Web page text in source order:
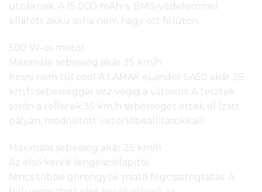
utcáknak. A 15 000 mAh-s, BMS-védelemmel
ellátott akku soha nem hagy ott félúton.
500 W-os motor
Maximális sebesség akár 25 km/h
Késni nem túl cool A LAMAX eLander SA50 akár 25
km/h sebességgel visz végig a városon. A tesztek
során a rollerek 35 km/h sebességet értek el (zárt
pályán, módosított vezérlőbeállításokkal).
Maximális sebesség akár 25 km/h
Az első kerék lengéscsillapítói
Nincs többé göröngyök miatti fogcsattogtatás. A